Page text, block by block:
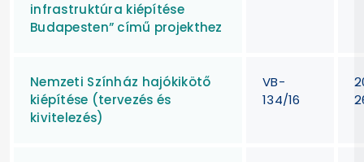
infrastruktúra kiépítése
Budapesten” című projekthez
Nemzeti Színház hajókikötő
kiépítése (tervezés és
kivitelezés)
VB-
134/16